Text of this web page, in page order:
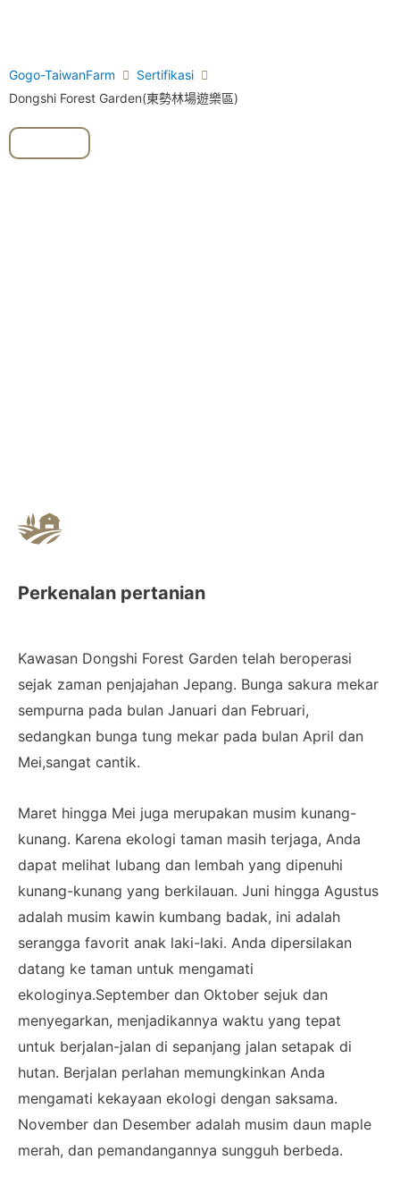
Gogo-TaiwanFarm
Sertifikasi
Dongshi Forest Garden(東勢林場遊樂區)
Perkenalan pertanian
Kawasan Dongshi Forest Garden telah beroperasi
sejak zaman penjajahan Jepang. Bunga sakura mekar
sempurna pada bulan Januari dan Februari,
sedangkan bunga tung mekar pada bulan April dan
Mei,sangat cantik.
Maret hingga Mei juga merupakan musim kunang-
kunang. Karena ekologi taman masih terjaga, Anda
dapat melihat lubang dan lembah yang dipenuhi
kunang-kunang yang berkilauan. Juni hingga Agustus
adalah musim kawin kumbang badak, ini adalah
serangga favorit anak laki-laki. Anda dipersilakan
datang ke taman untuk mengamati
ekologinya.September dan Oktober sejuk dan
menyegarkan, menjadikannya waktu yang tepat
untuk berjalan-jalan di sepanjang jalan setapak di
hutan. Berjalan perlahan memungkinkan Anda
mengamati kekayaan ekologi dengan saksama.
November dan Desember adalah musim daun maple
merah, dan pemandangannya sungguh berbeda.